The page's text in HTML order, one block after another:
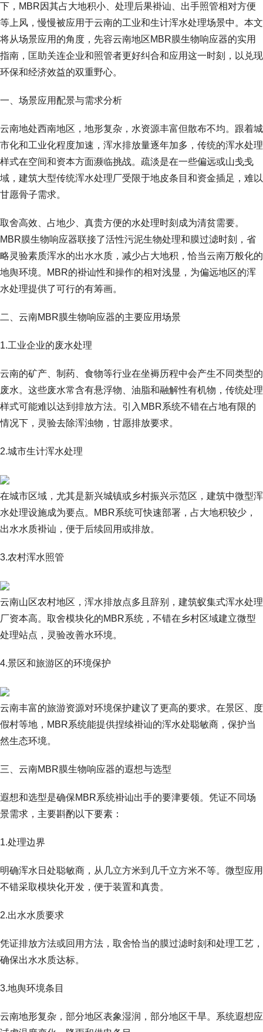
下，MBR因其占大地积小、处理后果褂讪、出手照管相对方便
等上风，慢慢被应用于云南的工业和生计浑水处理场景中。本文
将从场景应用的角度，先容云南地区MBR膜生物响应器的实用
指南，匡助关连企业和照管者更好纠合和应用这一时刻，以兑现
环保和经济效益的双重野心。
一、场景应用配景与需求分析
云南地处西南地区，地形复杂，水资源丰富但散布不均。跟着城
市化和工业化程度加速，浑水排放量逐年加多，传统的浑水处理
样式在空间和资本方面濒临挑战。疏淡是在一些偏远或山戋戋
域，建筑大型传统浑水处理厂受限于地皮条目和资金插足，难以
甘愿骨子需求。
取舍高效、占地少、真贵方便的水处理时刻成为清贫需要。
MBR膜生物响应器联接了活性污泥生物处理和膜过滤时刻，省
略灵验素质浑水的出水水质，减少占大地积，恰当云南万般化的
地舆环境。MBR的褂讪性和操作的相对浅显，为偏远地区的浑
水处理提供了可行的有筹画。
二、云南MBR膜生物响应器的主要应用场景
1.工业企业的废水处理
云南的矿产、制药、食物等行业在坐褥历程中会产生不同类型的
废水。这些废水常含有悬浮物、油脂和融解性有机物，传统处理
样式可能难以达到排放方法。引入MBR系统不错在占地有限的
情况下，灵验去除浑浊物，甘愿排放要求。
2.城市生计浑水处理
在城市区域，尤其是新兴城镇或乡村振兴示范区，建筑中微型浑
水处理设施成为要点。MBR系统可快速部署，占大地积较少，
出水水质褂讪，便于后续回用或排放。
3.农村浑水照管
云南山区农村地区，浑水排放点多且辞别，建筑蚁集式浑水处理
厂资本高。取舍模块化的MBR系统，不错在乡村区域建立微型
处理站点，灵验改善水环境。
4.景区和旅游区的环境保护
云南丰富的旅游资源对环境保护建议了更高的要求。在景区、度
假村等地，MBR系统能提供捏续褂讪的浑水处聪敏商，保护当
然生态环境。
三、云南MBR膜生物响应器的遐想与选型
遐想和选型是确保MBR系统褂讪出手的要津要领。凭证不同场
景需求，主要斟酌以下要素：
1.处理边界
明确浑水日处聪敏商，从几立方米到几千立方米不等。微型应用
不错采取模块化开发，便于装置和真贵。
2.出水水质要求
凭证排放方法或回用方法，取舍恰当的膜过滤时刻和处理工艺，
确保出水水质达标。
3.地舆环境条目
云南地形复杂，部分地区表象湿润，部分地区干旱。系统遐想应